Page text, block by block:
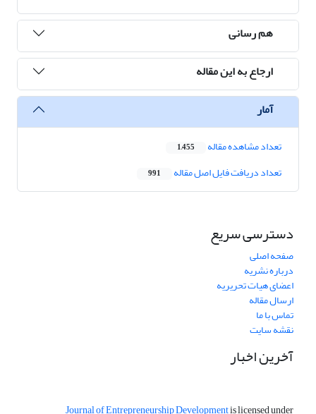
هم رسانی
ارجاع به این مقاله
آمار
تعداد مشاهده مقاله 1,455
تعداد دریافت فایل اصل مقاله 991
دسترسی سریع
صفحه اصلی
درباره نشریه
اعضای هیات تحریریه
ارسال مقاله
تماس با ما
نقشه سایت
آخرین اخبار